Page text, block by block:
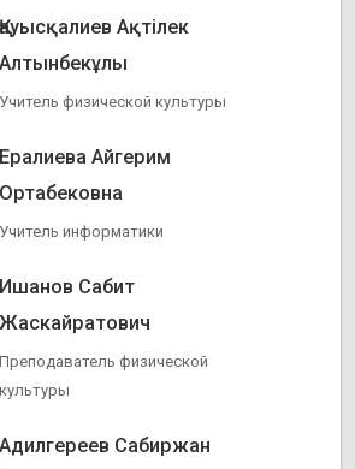
Қауысқалиев Ақтілек
Алтынбекұлы
Учитель физической культуры
Ералиева Айгерим
Ортабековна
Учитель информатики
Ишанов Сабит
Жаскайратович
Преподаватель физической
культуры
Адилгереев Сабиржан